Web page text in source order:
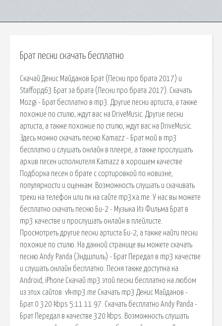
Брат песни скачать бесплатно
Скачай Денис Майданов Брат (Песни про брата 2017) и
Staffорд63 Брат за брата (Песни про брата 2017). Скачать
Mozgi - Брат бесплатно в mp3. Другие песни артиста, а также
похожие по стилю, ждут вас на DriveMusic. Другие песни
артиста, а также похожие по стилю, ждут вас на DriveMusic.
Здесь можно скачать песню Kamazz - Брат мой в mp3
бесплатно и слушать онлайн в плеере, а также прослушать
архив песен исполнителя Kamazz в хорошем качестве
Подборка песен о брате с сортировкой по новизне,
популярности и оценкам. Возможность слушать и скачивать
треки на телефон или пк на сайте mp3xa.me. У нас вы можете
бесплатно скачать песню Би-2 - Музыка Из Фильма Брат в
mp3 качестве и прослушать онлайн в плейлисте.
Просмотреть другие песни артиста Би-2, а также найти песни
похожие по стилю. На данной странице вы можете скачать
песню Andy Panda (Эндшпиль) - Брат Передал в mp3 качестве
и слушать онлайн бесплатно. Песня также доступна на
Android, iPhone Скачай mp3 этой песни бесплатно на любом
из этих сайтов: vk-mp3.me Скачать mp3 Денис Майданов -
Брат 0 320 kbps 5:11 11.97. Скачать бесплатно Andy Panda -
Брат Передал в качестве 320 kbps. Возможность слушать